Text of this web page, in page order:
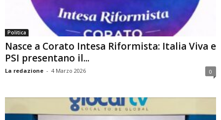
Politica
Nasce a Corato Intesa Riformista: Italia Viva e
PSI presentano il...
La redazione - 4 Marzo 2026 0